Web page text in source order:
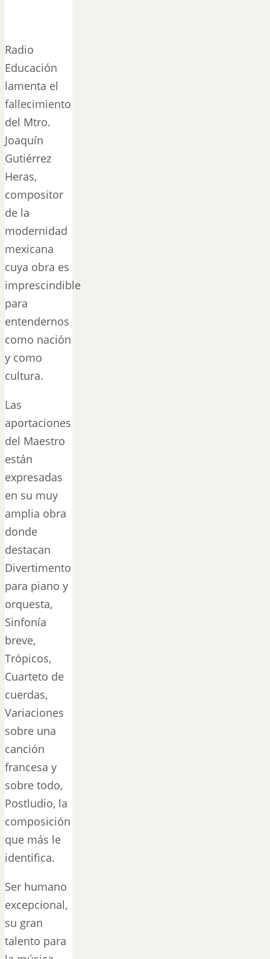
Radio
Educación
lamenta el
fallecimiento
del Mtro.
Joaquín
Gutiérrez
Heras,
compositor
de la
modernidad
mexicana
cuya obra es
imprescindible
para
entendernos
como nación
y como
cultura.
Las
aportaciones
del Maestro
están
expresadas
en su muy
amplia obra
donde
destacan
Divertimento
para piano y
orquesta,
Sinfonía
breve,
Trópicos,
Cuarteto de
cuerdas,
Variaciones
sobre una
canción
francesa y
sobre todo,
Postludio, la
composición
que más le
identifica.
Ser humano
excepcional,
su gran
talento para